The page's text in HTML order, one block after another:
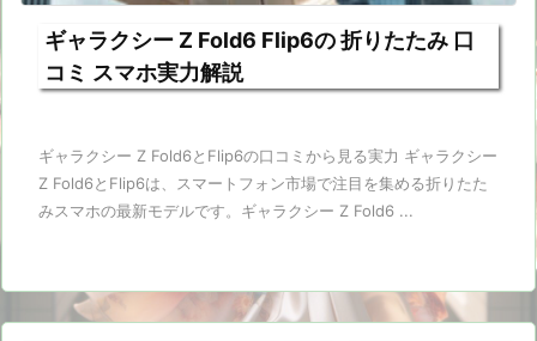
ギャラクシー Z Fold6 Flip6の 折りたたみ 口
コミ スマホ実力解説
ギャラクシー Z Fold6とFlip6の口コミから見る実力 ギャラクシー
Z Fold6とFlip6は、スマートフォン市場で注目を集める折りたた
みスマホの最新モデルです。ギャラクシー Z Fold6 ...